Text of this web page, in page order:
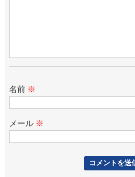
名前 ※
メール ※